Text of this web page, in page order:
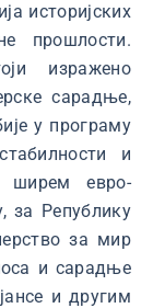
историјских
прошлости.
изражено
сарадње,
у програму
и
ширем евро-
за Републику
за мир
и сарадње
и другим